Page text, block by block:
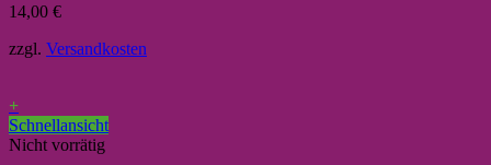
14,00 €
zzgl. Versandkosten
+
Schnellansicht
Nicht vorrätig